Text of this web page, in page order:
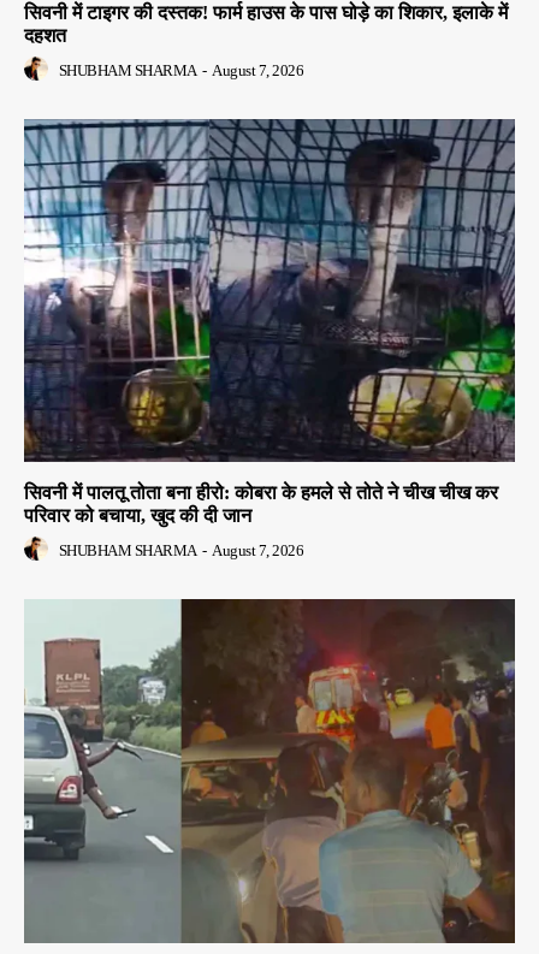
सिवनी में टाइगर की दस्तक! फार्म हाउस के पास घोड़े का शिकार, इलाके में
दहशत
SHUBHAM SHARMA - August 7, 2026
सिवनी में पालतू तोता बना हीरो: कोबरा के हमले से तोते ने चीख चीख कर
परिवार को बचाया, खुद की दी जान
SHUBHAM SHARMA - August 7, 2026